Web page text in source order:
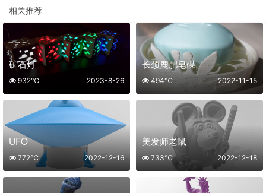
相关推荐
矿石灯
2023-8-26
932℃
长颈鹿肥皂碟
2022-11-15
494℃
UFO
2022-12-16
772℃
美发师老鼠
2022-12-18
733℃